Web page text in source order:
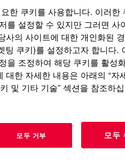
구매 옵션
한 쿠키를 사용합니다. 이러한
를 설정할 수 있지만 그러면 사
사의 사이트에 대한 개인화된
쿠키)를 설정하고자 합니다.
을 조정하여 해당 쿠키를 활성
한 자세한 내용은 아래의 “자
및 기타 기술” 섹션을 참조하
모두 거부 모두